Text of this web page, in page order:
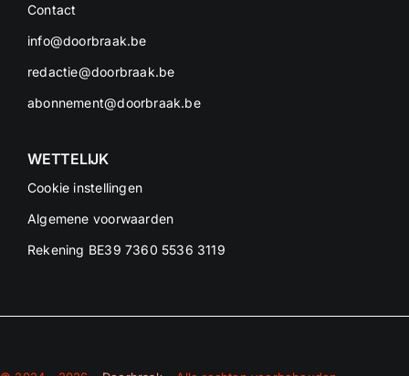
Contact
info@doorbraak.be
redactie@doorbraak.be
abonnement@doorbraak.be
WETTELIJK
Cookie instellingen
Algemene voorwaarden
Rekening BE39 7360 5536 3119